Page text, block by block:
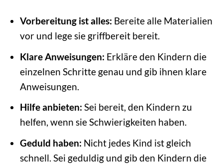
Vorbereitung ist alles: Bereite alle Materialien
vor und lege sie griffbereit bereit.
Klare Anweisungen: Erkläre den Kindern die
einzelnen Schritte genau und gib ihnen klare
Anweisungen.
Hilfe anbieten: Sei bereit, den Kindern zu
helfen, wenn sie Schwierigkeiten haben.
Geduld haben: Nicht jedes Kind ist gleich
schnell. Sei geduldig und gib den Kindern die